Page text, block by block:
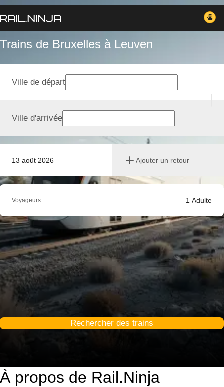
Trains de Bruxelles à Leuven
13 août 2026 Ajouter un retour
Ville de départ
Ville d'arrivée
Voyageurs 1 Adulte
Rechercher des trains
À propos de Rail.Ninja